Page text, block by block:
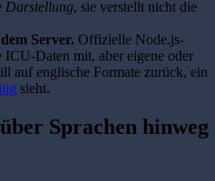
Darstellung, sie verstellt nicht die
Server. Offizielle Node.js-
Daten mit, aber eigene oder
auf englische Formate zurück, ein
sieht.
Sprachen hinweg